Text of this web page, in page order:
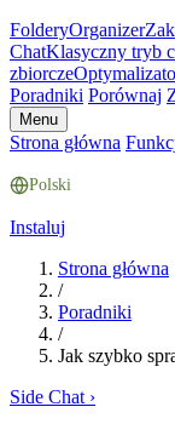
FolderyOrganizer
ChatKlasyczny tryb
zbiorcze
Poradniki Porównaj
Menu
Strona główna
Polski
Instaluj
Strona główna
/
Poradniki
/
Jak szybko
Side Chat ›